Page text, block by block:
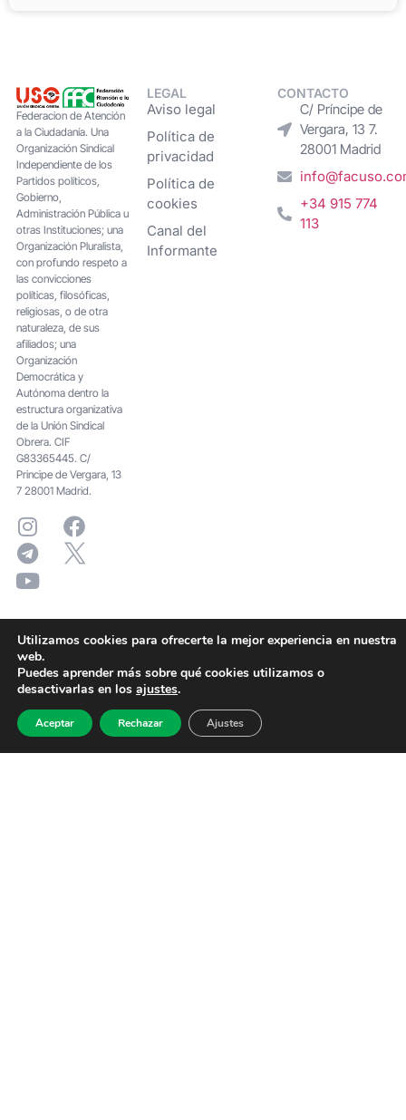
Federacion de Atención
a la Ciudadanía. Una
Organización Sindical
Independiente de los
Partidos políticos,
Gobierno,
Administración Pública u
otras Instituciones; una
Organización Pluralista,
con profundo respeto a
las convicciones
políticas, filosóficas,
religiosas, o de otra
naturaleza, de sus
afiliados; una
Organización
Democrática y
Autónoma dentro la
estructura organizativa
de la Unión Sindical
Obrera. CIF
G83365445. C/
Principe de Vergara, 13
7 28001 Madrid.
LEGAL
Aviso legal
Política de
privacidad
Política de
cookies
Canal del
Informante
CONTACTO
C/ Príncipe de
Vergara, 13 7.
28001 Madrid
+34 915 774
113
Utilizamos cookies para ofrecerte la mejor experiencia en nuestra
web.
Puedes aprender más sobre qué cookies utilizamos o
desactivarlas en los ajustes.
Aceptar Rechazar Ajustes